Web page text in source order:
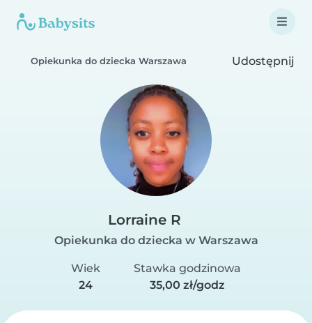
Opiekunka do dziecka Warszawa Udostępnij
Lorraine R
Opiekunka do dziecka w Warszawa
Wiek
24
Stawka godzinowa
35,00 zł/godz